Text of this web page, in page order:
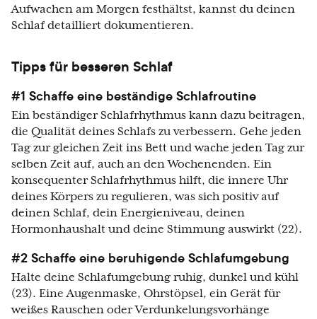
Aufwachen am Morgen festhältst, kannst du deinen
Schlaf detailliert dokumentieren.
Tipps für besseren Schlaf
#1 Schaffe eine beständige Schlafroutine
Ein beständiger Schlafrhythmus kann dazu beitragen,
die Qualität deines Schlafs zu verbessern. Gehe jeden
Tag zur gleichen Zeit ins Bett und wache jeden Tag zur
selben Zeit auf, auch an den Wochenenden. Ein
konsequenter Schlafrhythmus hilft, die innere Uhr
deines Körpers zu regulieren, was sich positiv auf
deinen Schlaf, dein Energieniveau, deinen
Hormonhaushalt und deine Stimmung auswirkt (22).
#2 Schaffe eine beruhigende Schlafumgebung
Halte deine Schlafumgebung ruhig, dunkel und kühl
(23). Eine Augenmaske, Ohrstöpsel, ein Gerät für
weißes Rauschen oder Verdunkelungsvorhänge